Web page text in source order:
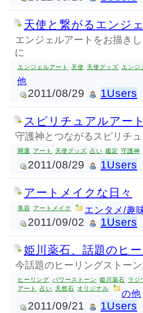
天使と繋がるエンジ
エンジェルアートをお描き
に
エンジェルアート 天使 天使グッズ エンジ
他
2011/08/29 1Users
スピリチュアルアー
守護神とつながるスピリチ
開運 アート 天使グッズ 占い 鑑定 守護神
2011/08/29 1Users
アートメイクな日々
美容 アートメイク エンタメ/趣
2011/09/02 1Users
姫川薬石、話題のヒ
今話題のヒーリングストー
ヒーリング パワーストーン 姫川薬石 ラジ
アート
占い 天然石 オリジナル の他
2011/09/21 1Users